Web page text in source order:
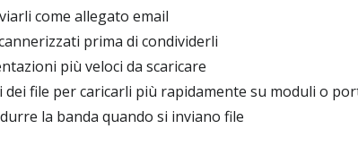
come allegato email
prima di condividerli
più veloci da scaricare
dei file per caricarli più rapidamente su moduli o
la banda quando si inviano file